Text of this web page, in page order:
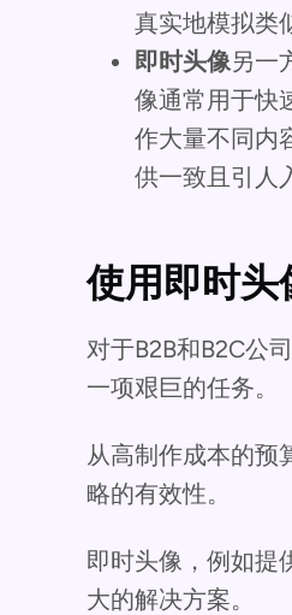
真实地模拟类
即时头像另一
像通常用于快
作大量不同内
供一致且引人
使用即时头
对于B2B和B2C公
一项艰巨的任务。
从高制作成本的预
略的有效性。
即时头像，例如提
大的解决方案。